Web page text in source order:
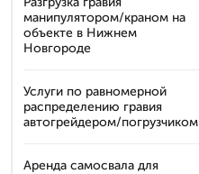
манипулятором/краном на
объекте в Нижнем
Новгороде
Услуги по равномерной
распределению гравия
автогрейдером/погрузчиком
Аренда самосвала для